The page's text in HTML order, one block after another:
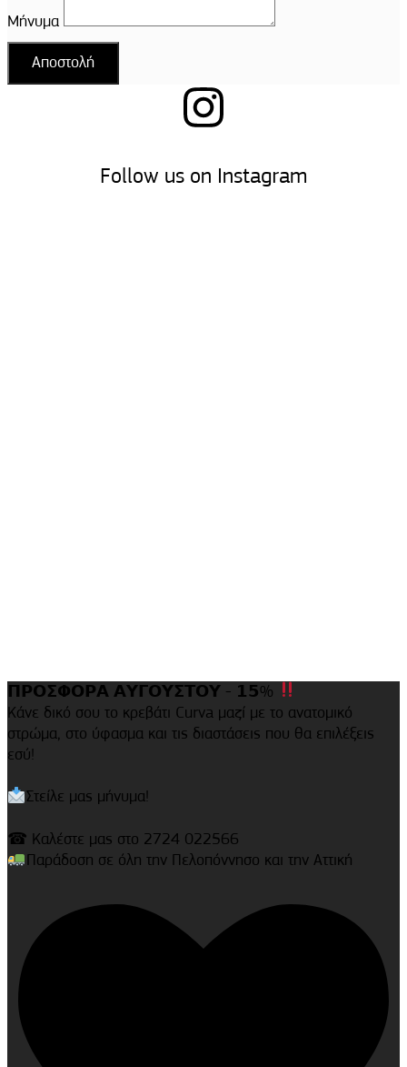
Μήνυμα
Αποστολή
Follow us on Instagram
𝝥𝝦𝝤𝝨𝝫𝝤𝝦𝝖 𝝖𝝪𝝘𝝤𝝪𝝨𝝩𝝤𝝪 - 𝟭𝟱%
Κάνε δικό σου το κρεβάτι Curva μαζί με το ανατομικό
στρώμα, στο ύφασμα και τις διαστάσεις που θα επιλέξεις
εσύ!
Στείλε μας μήνυμα!
☎ Καλέστε μας στο 2724 022566
Παράδοση σε όλη την Πελοπόννησο και την Αττική